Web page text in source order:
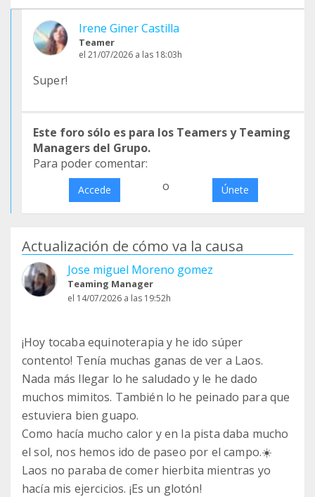
Irene Giner Castilla
Teamer
el 21/07/2026 a las 18:03h
Super!
Este foro sólo es para los Teamers y Teaming
Managers del Grupo.
Para poder comentar:
Accede o Únete
Actualización de cómo va la causa
Jose miguel Moreno gomez
Teaming Manager
el 14/07/2026 a las 19:52h
¡Hoy tocaba equinoterapia y he ido súper
contento! Tenía muchas ganas de ver a Laos.
Nada más llegar lo he saludado y le he dado
muchos mimitos. También lo he peinado para que
estuviera bien guapo.
Como hacía mucho calor y en la pista daba mucho
el sol, nos hemos ido de paseo por el campo.☀️
Laos no paraba de comer hierbita mientras yo
hacía mis ejercicios. ¡Es un glotón!